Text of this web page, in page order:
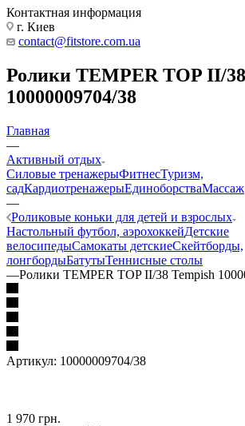
Контактная информация
г. Киев
contact@fitstore.com.ua
Ролики TEMPER TOP II/
10000009704/38
Главная
—
Активный отдых
Силовые тренажерыФитнесТуризм,
садКардиотренажерыЕдиноборстваМассаж
—
Роликовые коньки для детей и взрослых
Настольный футбол, аэрохоккейДетские
велосипедыСамокаты детскиеСкейтборды,
лонгбордыБатутыТеннисные столы
—Ролики TEMPER TOP II/38 Tempish
Артикул: 10000009704/38
1 970 грн.